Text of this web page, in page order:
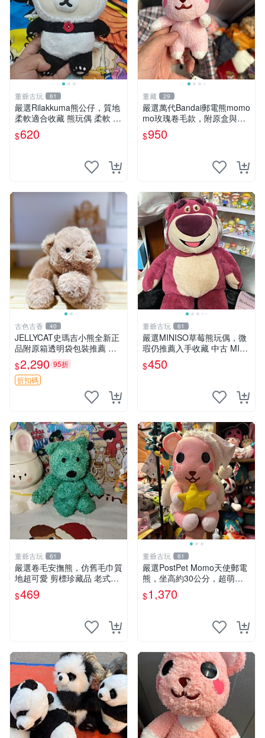
董爺古玩 61
嚴選Rilakkuma熊公仔，質地
柔軟適合收藏 熊玩偶 柔軟 公
仔 收藏
$620
董藏 29
嚴選萬代Bandai郵電熊momo
mo玫瑰卷毛款，附原盒與吊
牌，粉嫩可愛入手即柔軟～
玫瑰卷毛 郵電熊 正品
$950
古色古香 40
JELLYCAT史瑪吉小熊全新正
品附原箱透明袋包裝推薦 透
明袋 包裝盒 史瑪吉小熊
$2,290 95折
折扣碼
董爺古玩 61
嚴選MINISO草莓熊玩偶，微
瑕仍推薦入手收藏 中古 MINI
SO 草莓熊 玩具 收藏
$450
董爺古玩 61
嚴選卷毛安撫熊，仿舊毛巾質
地超可愛 剪標珍藏品 老式毛
巾質地 安撫熊 款式
$469
董爺古玩 61
嚴選PostPet Momo天使郵電
熊，坐高約30公分，超萌可
愛收藏首選 天使郵電熊 Mom
o熊 玩具
$1,370